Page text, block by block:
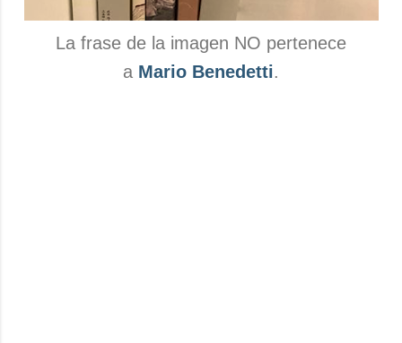
La frase de la imagen NO pertenece
a Mario Benedetti.